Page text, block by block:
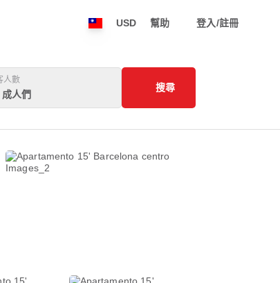
USD 幫助 登入/註冊
人數
人們
搜尋